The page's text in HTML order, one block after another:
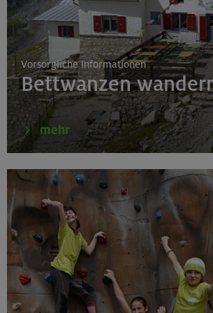
Schnupperkletterkurs indoor
München
18.08.26
Klettertreff Kids in den Sommerferien
18.08.26
Klettertreff Kids in den
München
Vorsorgliche Informationen
Bettwanzen
mehr